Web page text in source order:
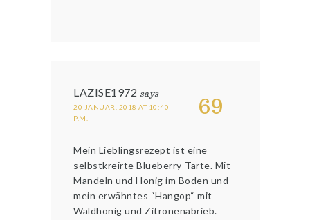
69
LAZISE1972 says
20 JANUAR, 2018 AT 10:40
P.M.
Mein Lieblingsrezept ist eine
selbstkreirte Blueberry-Tarte. Mit
Mandeln und Honig im Boden und
mein erwähntes “Hangop“ mit
Waldhonig und Zitronenabrieb.